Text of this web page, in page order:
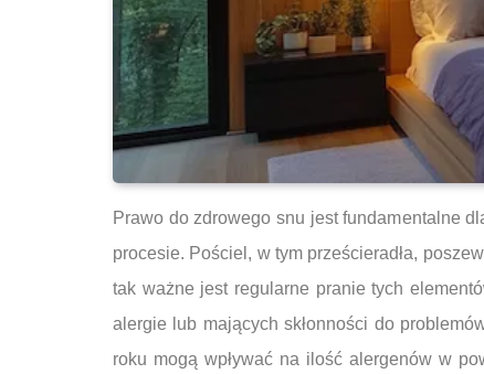
Prawo do zdrowego snu jest fundamentalne
procesie. Pościel, w tym prześcieradła,
tak ważne jest regularne pranie tych
alergie lub mających skłonności do
roku mogą wpływać na ilość alergenów w